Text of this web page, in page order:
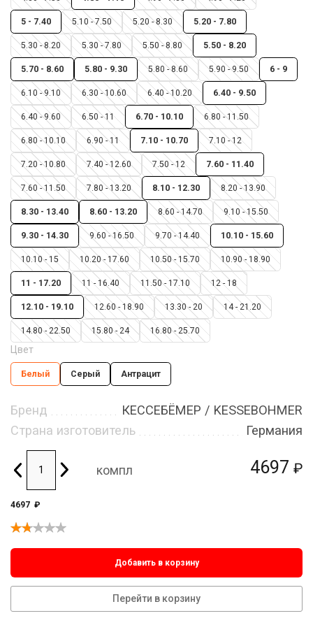
4697 ₽
5 - 7.40 5.10 - 7.50 5.20 - 8.30 5.20 - 7.80
5.30 - 8.20 5.30 - 7.80 5.50 - 8.80 5.50 - 8.20
5.70 - 8.60 5.80 - 9.30 5.80 - 8.60 5.90 - 9.50 6 - 9
6.10 - 9.10 6.30 - 10.60 6.40 - 10.20 6.40 - 9.50
6.40 - 9.60 6.50 - 11 6.70 - 10.10 6.80 - 11.50
6.80 - 10.10 6.90 - 11 7.10 - 10.70 7.10 - 12
7.20 - 10.80 7.40 - 12.60 7.50 - 12 7.60 - 11.40
7.60 - 11.50 7.80 - 13.20 8.10 - 12.30 8.20 - 13.90
8.30 - 13.40 8.60 - 13.20 8.60 - 14.70 9.10 - 15.50
9.30 - 14.30 9.60 - 16.50 9.70 - 14.40 10.10 - 15.60
10.10 - 15 10.20 - 17.60 10.50 - 15.70 10.90 - 18.90
11 - 17.20 11 - 16.40 11.50 - 17.10 12 - 18
12.10 - 19.10 12.60 - 18.90 13.30 - 20 14 - 21.20
14.80 - 22.50 15.80 - 24 16.80 - 25.70
Цвет
Белый Серый Антрацит
Бренд
КЕССЕБЁМЕР / KESSEBOHMER
Страна изготовитель
Германия
компл
4697 ₽
Добавить в корзину
Перейти в корзину